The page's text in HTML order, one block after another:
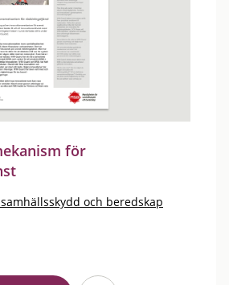
för
och beredskap